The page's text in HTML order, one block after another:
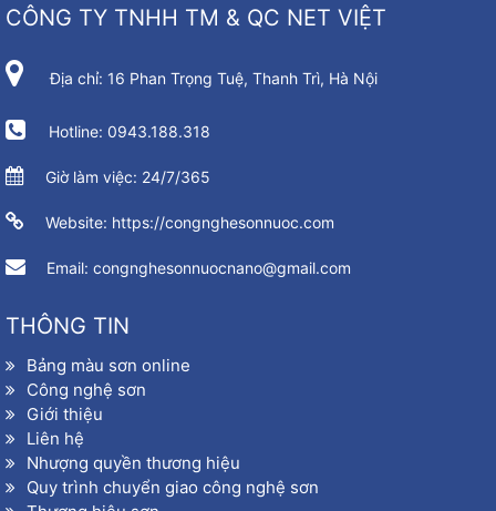
CÔNG TY TNHH TM & QC NET VIỆT
Địa chỉ: 16 Phan Trọng Tuệ, Thanh Trì, Hà Nội
Hotline: 0943.188.318
Giờ làm việc: 24/7/365
Website: https://congnghesonnuoc.com
Email: congnghesonnuocnano@gmail.com
THÔNG TIN
Bảng màu sơn online
Công nghệ sơn
Giới thiệu
Liên hệ
Nhượng quyền thương hiệu
Quy trình chuyển giao công nghệ sơn